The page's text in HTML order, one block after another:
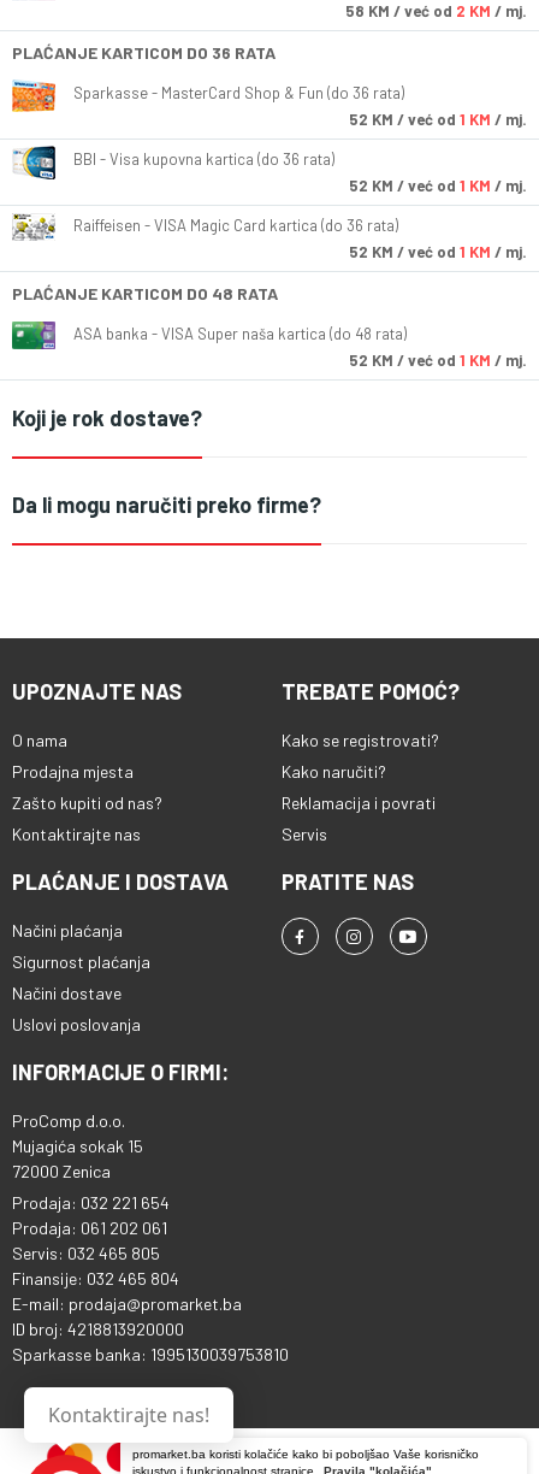
promarket.ba koristi kolačiće kako bi poboljšao Vaše korisničko
iskustvo i funkcionalnost stranice.
Pravila "kolačića"
58 KM / već od 2 KM / mj.
PLAĆANJE KARTICOM DO 36 RATA
Sparkasse - MasterCard Shop & Fun (do 36 rata)
52 KM / već od 1 KM / mj.
BBI - Visa kupovna kartica (do 36 rata)
52 KM / već od 1 KM / mj.
Raiffeisen - VISA Magic Card kartica (do 36 rata)
52 KM / već od 1 KM / mj.
PLAĆANJE KARTICOM DO 48 RATA
ASA banka - VISA Super naša kartica (do 48 rata)
52 KM / već od 1 KM / mj.
Koji je rok dostave?
Da li mogu naručiti preko firme?
UPOZNAJTE NAS
O nama
Prodajna mjesta
Zašto kupiti od nas?
Kontaktirajte nas
TREBATE POMOĆ?
Kako se registrovati?
Kako naručiti?
Reklamacija i povrati
Servis
PLAĆANJE I DOSTAVA
Načini plaćanja
Sigurnost plaćanja
Načini dostave
Uslovi poslovanja
PRATITE NAS
INFORMACIJE O FIRMI:
ProComp d.o.o.
Mujagića sokak 15
72000 Zenica
Prodaja: 032 221 654
Prodaja: 061 202 061
Servis: 032 465 805
Finansije: 032 465 804
E-mail: prodaja@promarket.ba
ID broj: 4218813920000
Sparkasse banka: 1995130039753810
Kontaktirajte nas!